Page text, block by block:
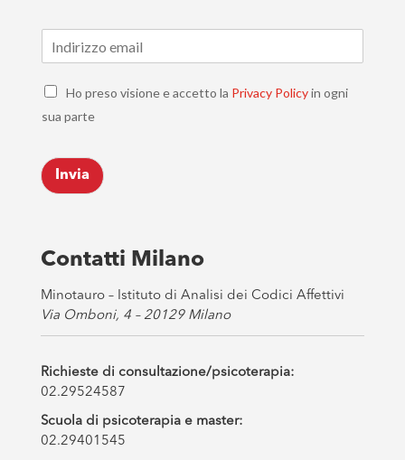
m
*
C
e
k
b
o
s
*
Ho preso visione e accetto la Privacy Policyin ogni
sua parte
Invia
Contatti Milano
Minotauro – Istituto di Analisi dei Codici Affettivi
Via Omboni, 4 – 20129 Milano
Richieste di consultazione/psicoterapia:
02.29524587
Scuola di psicoterapia e master:
02.29401545